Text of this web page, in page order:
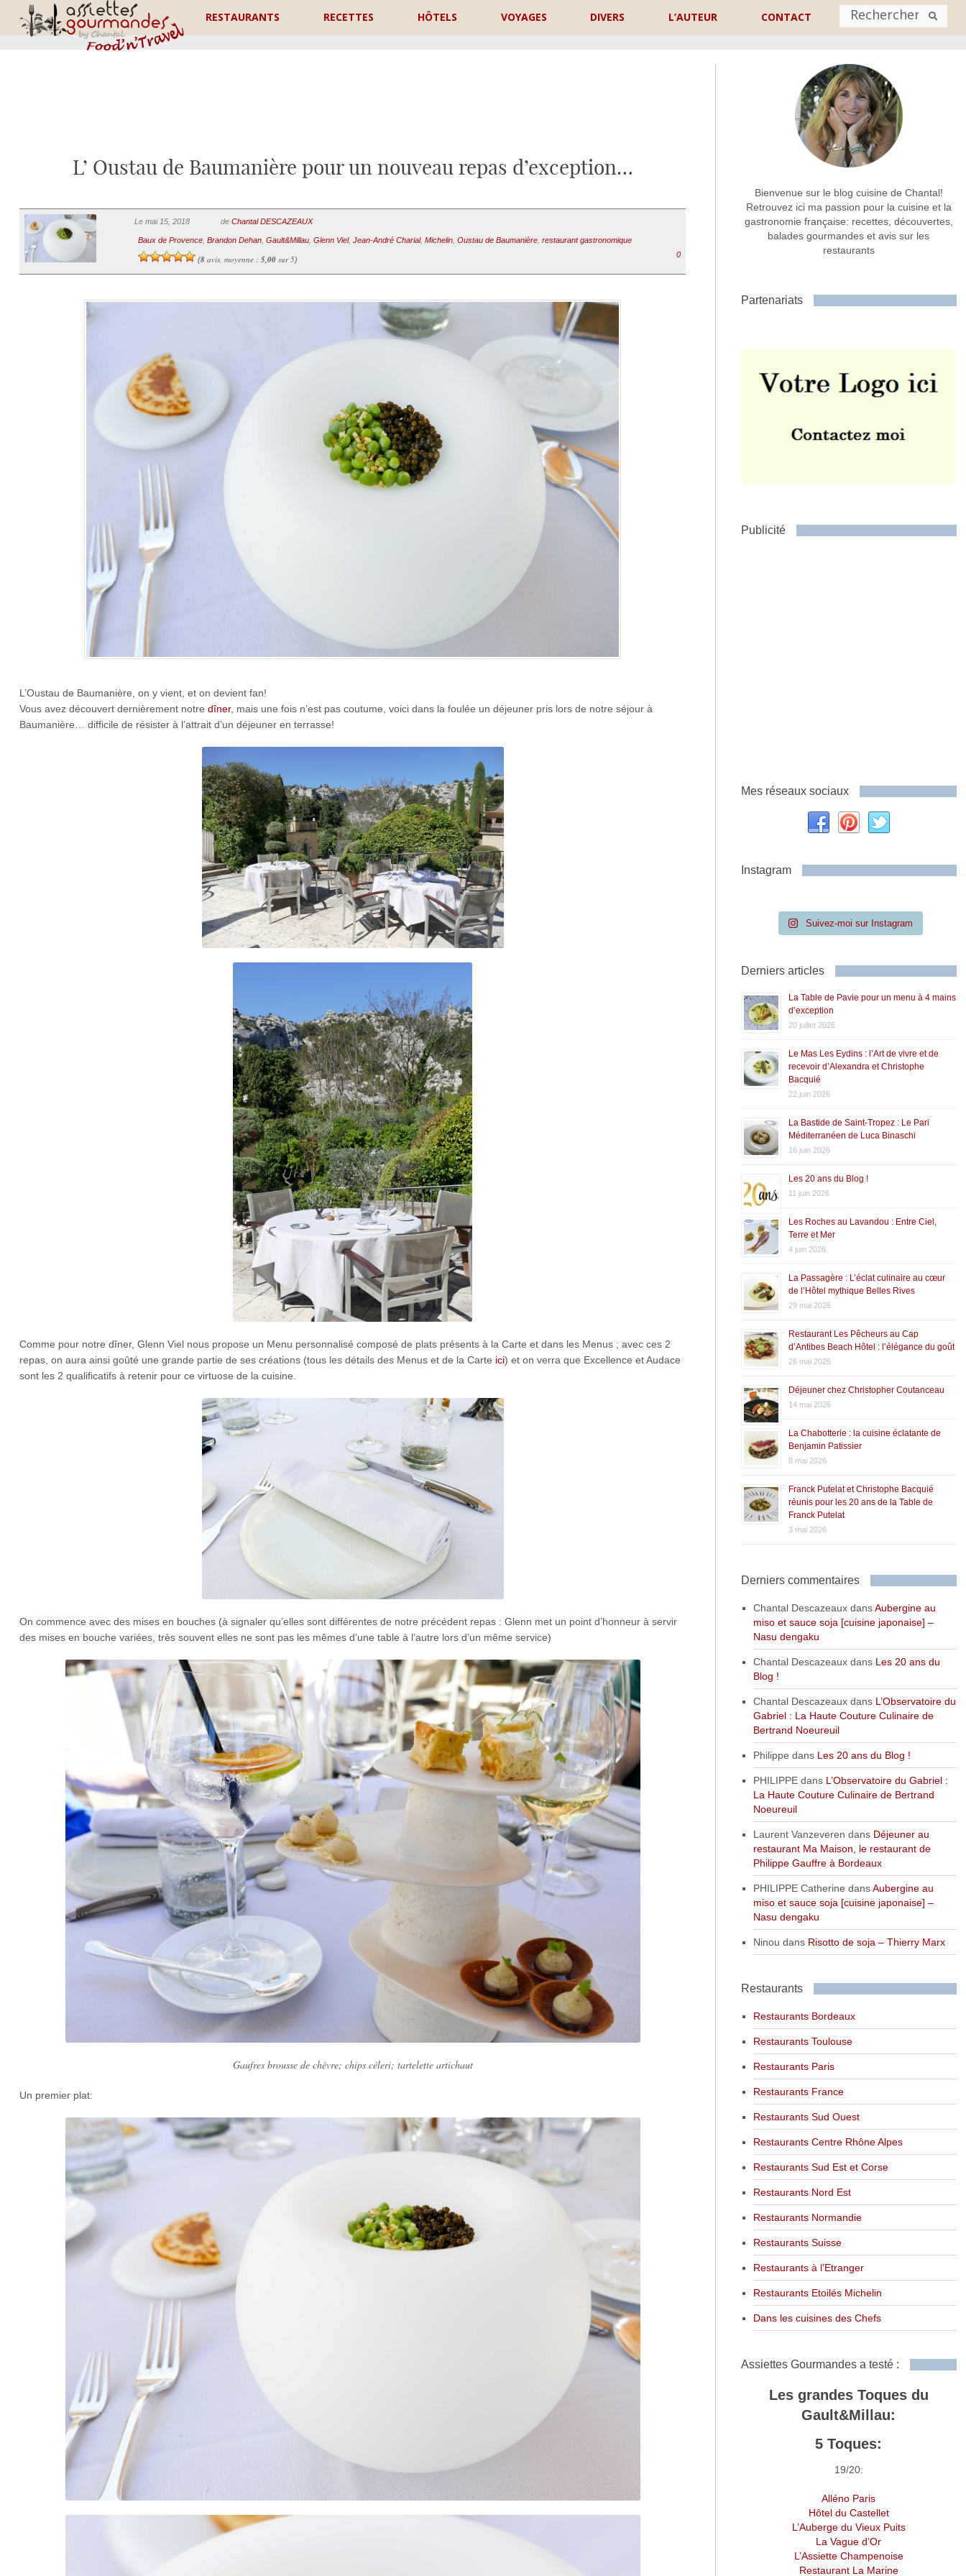
RESTAURANTS RECETTES HÔTELS VOYAGES DIVERS L’AUTEUR CONTACT
Nom
Commentaire ou message *
L’ Oustau de Baumanière pour un nouveau repas d’exception…
Le mai 15, 2018 de Chantal DESCAZEAUX
Baux de Provence, Brandon Dehan, Gault&Millau, Glenn Viel, Jean-André Charial, Michelin, Oustau de Baumanière, restaurant gastronomique
(8 avis, moyenne : 5,00sur 5)
0
L’Oustau de Baumanière, on y vient, et on devient fan!
Vous avez découvert dernièrement notre dîner, mais une fois n’est pas coutume, voici dans la foulée un déjeuner pris lors de notre séjour à
Baumanière… difficile de résister à l’attrait d’un déjeuner en terrasse!
Comme pour notre dîner, Glenn Viel nous propose un Menu personnalisé composé de plats présents à la Carte et dans les Menus ; avec ces 2
repas, on aura ainsi goûté une grande partie de ses créations (tous les détails des Menus et de la Carte ici) et on verra que Excellence et Audace
sont les 2 qualificatifs à retenir pour ce virtuose de la cuisine.
On commence avec des mises en bouches (à signaler qu’elles sont différentes de notre précédent repas : Glenn met un point d’honneur à servir
des mises en bouche variées, très souvent elles ne sont pas les mêmes d’une table à l’autre lors d’un même service)
Gaufres brousse de chèvre; chips céleri; tartelette artichaut
Un premier plat:
Bienvenue sur le blog cuisine de Chantal!
Retrouvez ici ma passion pour la cuisine et la
gastronomie française: recettes, découvertes,
balades gourmandes et avis sur les
restaurants
Partenariats
Publicité
Mes réseaux sociaux
Instagram
Suivez-moi sur Instagram
Derniers articles
La Table de Pavie pour un menu à 4 mains
d’exception
20 juillet 2026
Le Mas Les Eydins : l’Art de vivre et de
recevoir d’Alexandra et Christophe
Bacquié
22 juin 2026
La Bastide de Saint-Tropez : Le Pari
Méditerranéen de Luca Binaschi
16 juin 2026
Les 20 ans du Blog !
11 juin 2026
Les Roches au Lavandou : Entre Ciel,
Terre et Mer
4 juin 2026
La Passagère : L’éclat culinaire au cœur
de l’Hôtel mythique Belles Rives
29 mai 2026
Restaurant Les Pêcheurs au Cap
d’Antibes Beach Hôtel : l’élégance du goût
26 mai 2026
Déjeuner chez Christopher Coutanceau
14 mai 2026
La Chabotterie : la cuisine éclatante de
Benjamin Patissier
8 mai 2026
Franck Putelat et Christophe Bacquié
réunis pour les 20 ans de la Table de
Franck Putelat
3 mai 2026
Derniers commentaires
Chantal DescazeauxdansAubergine au
miso et sauce soja [cuisine japonaise] –
Nasu dengaku
Chantal Descazeauxdans Les 20 ans du
Blog !
Chantal Descazeauxdans L’Observatoire du
Gabriel : La Haute Couture Culinaire de
Bertrand Noeureuil
Philippe dans Les 20 ans du Blog !
PHILIPPEdans L’Observatoire du Gabriel :
La Haute Couture Culinaire de Bertrand
Noeureuil
Laurent Vanzeveren dans Déjeuner au
restaurant Ma Maison, le restaurant de
Philippe Gauffre à Bordeaux
PHILIPPE Catherine dansAubergine au
miso et sauce soja [cuisine japonaise] –
Nasu dengaku
Ninou dans Risotto de soja – Thierry Marx
Restaurants
Restaurants Bordeaux
Restaurants Toulouse
Restaurants Paris
Restaurants France
Restaurants Sud Ouest
Restaurants Centre Rhône Alpes
Restaurants Sud Est et Corse
Restaurants Nord Est
Restaurants Normandie
Restaurants Suisse
Restaurants à l’Etranger
Restaurants Etoilés Michelin
Dans les cuisines des Chefs
Assiettes Gourmandes a testé :
Les grandes Toques du
Gault&Millau:
5 Toques:
19/20:
Alléno Paris
Hôtel du Castellet
L’Auberge du Vieux Puits
La Vague d’Or
L’Assiette Champenoise
Restaurant La Marine